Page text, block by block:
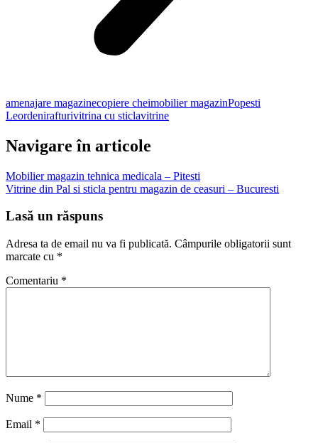
amenajare magazinecopiere cheimobilier magazinPopesti
Leordenirafturivitrina cu sticlavitrine
Navigare în articole
Mobilier magazin tehnica medicala – Pitesti
Vitrine din Pal si sticla pentru magazin de ceasuri – Bucuresti
Lasă un răspuns
Adresa ta de email nu va fi publicată. Câmpurile obligatorii sunt
marcate cu *
Comentariu *
Nume *
Email *